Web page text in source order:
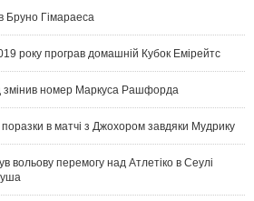
Бруно Гімараеса
року програв домашній Кубок Емірейтс
номер Маркуса Рашфорда
поразки в матчі з Джохором завдяки Мудрику
вольову перемогу над Атлетіко в Сеулі